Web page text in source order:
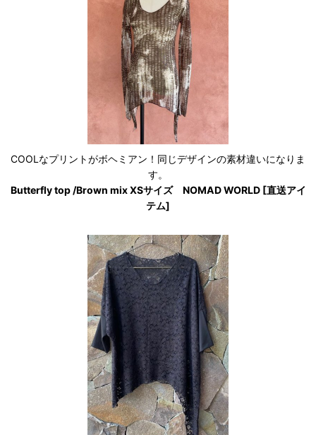
COOLなプリントがボヘミアン！同じデザインの素材違いになりま
す。
Butterfly top /Brown mix XSサイズ NOMAD WORLD [直送アイ
テム]